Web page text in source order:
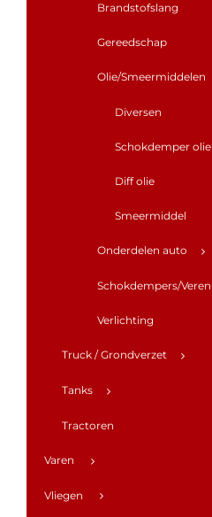
Brandstofslang
Gereedschap
Olie/Smeermiddelen
Diversen
Schokdemper olie
Diff olie
Smeermiddel
Onderdelen auto
Schokdempers/Veren
Verlichting
Truck / Grondverzet
Tanks
Tractoren
Varen
Vliegen